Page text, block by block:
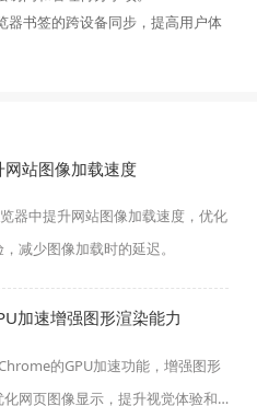
器书签的跨设备同步，提高用户体
站图像加载速度
器中提升网站图像加载速度，优化
减少图像加载时的延迟。
加速增强图形渲染能力
的GPU加速功能，增强图形
网页图像显示，提升视觉体验和